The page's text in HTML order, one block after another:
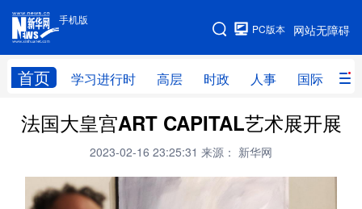
手机版
网站无障碍
PC版本
首页 学习进行时 高层 时政 人事 国际 财
手机版
网站地图
学习进行时 高层 时政 人事
财经 网评
台湾 思客智库
法国大皇宫ART CAPITAL艺术展开展
2023-02-16 23:25:31 来源： 新华网